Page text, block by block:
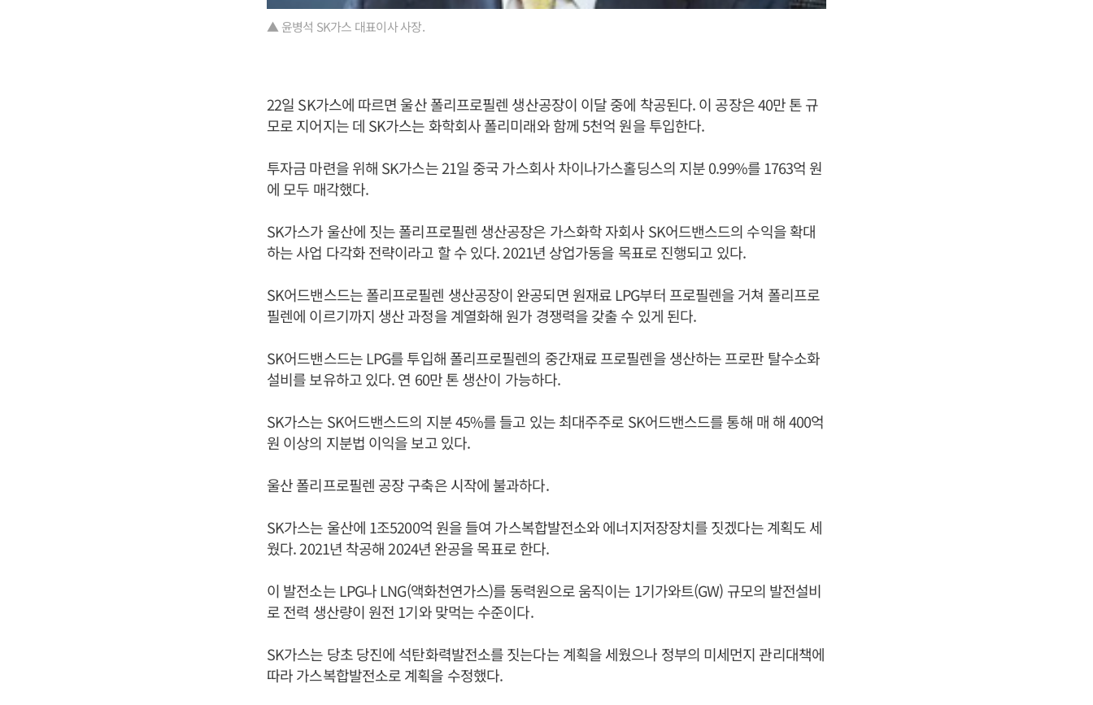
▲ 윤병석 SK가스 대표이사 사장.
22일 SK가스에 따르면 울산 폴리프로필렌 생산공장이 이달 중에 착공된다. 이 공장은 40만 톤 규
모로 지어지는 데 SK가스는 화학회사 폴리미래와 함께 5천억 원을 투입한다.
투자금 마련을 위해 SK가스는 21일 중국 가스회사 차이나가스홀딩스의 지분 0.99%를 1763억 원
에 모두 매각했다.
SK가스가 울산에 짓는 폴리프로필렌 생산공장은 가스화학 자회사 SK어드밴스드의 수익을 확대
하는 사업 다각화 전략이라고 할 수 있다. 2021년 상업가동을 목표로 진행되고 있다.
SK어드밴스드는 폴리프로필렌 생산공장이 완공되면 원재료 LPG부터 프로필렌을 거쳐 폴리프로
필렌에 이르기까지 생산 과정을 계열화해 원가 경쟁력을 갖출 수 있게 된다.
SK어드밴스드는 LPG를 투입해 폴리프로필렌의 중간재료 프로필렌을 생산하는 프로판 탈수소화
설비를 보유하고 있다. 연 60만 톤 생산이 가능하다.
SK가스는 SK어드밴스드의 지분 45%를 들고 있는 최대주주로 SK어드밴스드를 통해 매 해 400억
원 이상의 지분법 이익을 보고 있다.
울산 폴리프로필렌 공장 구축은 시작에 불과하다.
SK가스는 울산에 1조5200억 원을 들여 가스복합발전소와 에너지저장장치를 짓겠다는 계획도 세
웠다. 2021년 착공해 2024년 완공을 목표로 한다.
이 발전소는 LPG나 LNG(액화천연가스)를 동력원으로 움직이는 1기가와트(GW) 규모의 발전설비
로 전력 생산량이 원전 1기와 맞먹는 수준이다.
SK가스는 당초 당진에 석탄화력발전소를 짓는다는 계획을 세웠으나 정부의 미세먼지 관리대책에
따라 가스복합발전소로 계획을 수정했다.